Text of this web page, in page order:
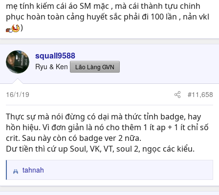
mẹ tính kiếm cái áo SM mặc , mà cái thành tựu chinh
phục hoàn toàn cảng huyết sắc phải đi 100 lần , nản vkl
)
squall9588
Ryu & Ken Lão Làng GVN
16/1/19 #11,658
Thực sự mà nói đừng có dại mà thức tỉnh badge, hay
hồn hiệu. Vì đơn giản là nó cho thêm 1 ít ap + 1 ít chỉ số
crit. Sau này còn có badge ver 2 nữa.
Dư tiền thì cứ up Soul, VK, VT, soul 2, ngọc các kiểu.
R
e
tahnah